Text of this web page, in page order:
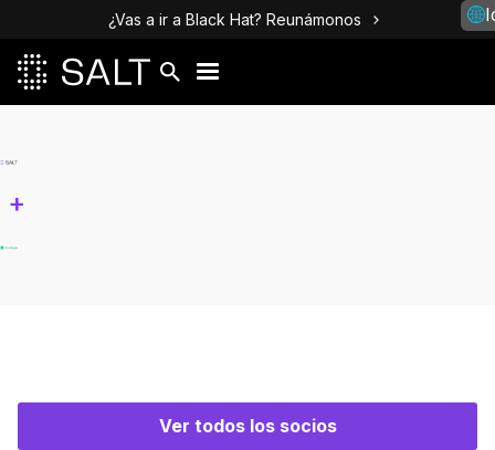
¿Vas a ir a Black Hat? Reunámonos
+
Ver todos los socios